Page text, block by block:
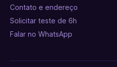
Contato e endereço
Solicitar teste de 6h
Falar no WhatsApp